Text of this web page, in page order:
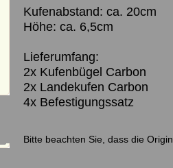
Kufenabstand: ca. 20cm
Höhe: ca. 6,5cm
Lieferumfang:
2x Kufenbügel Carbon
2x Landekufen Carbon
4x Befestigungssatz
Bitte beachten Sie, dass die